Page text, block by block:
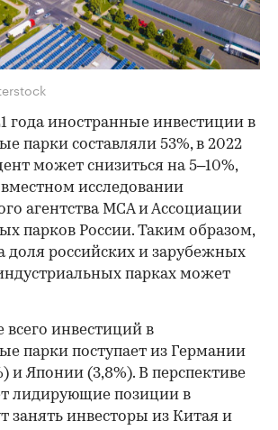
года иностранные инвестиции в
парки составляли 53%, в 2022
может снизиться на 5–10%,
исследовании
агентства MCA и Ассоциации
парков России. Таким образом,
доля российских и зарубежных
парках может
всего инвестиций в
парки поступает из Германии
и Японии (3,8%). В перспективе
лидирующие позиции в
занять инвесторы из Китая и